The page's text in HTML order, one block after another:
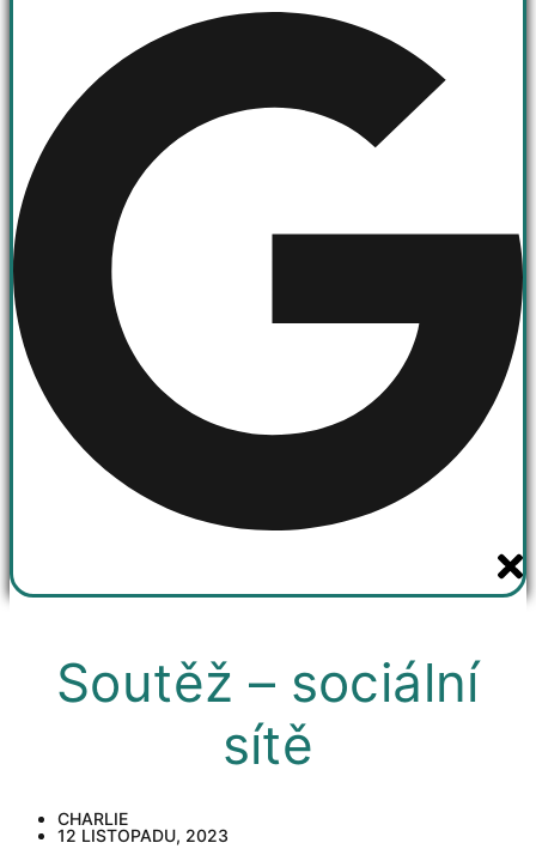
Soutěž – sociální
sítě
CHARLIE
12 LISTOPADU, 2023